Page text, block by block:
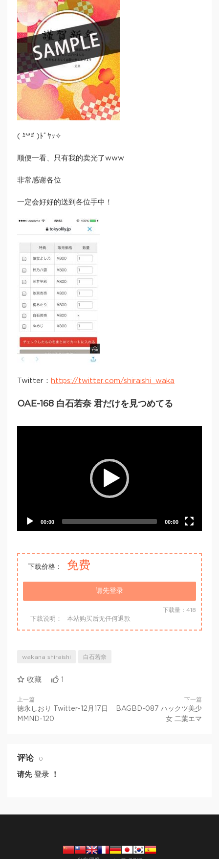
( ⁼̴̀꒳⁼̴́ )ﾄﾞﾔｯ✧
顺便一看、只有我的卖光了www
非常感谢各位
一定会好好的送到各位手中！
Twitter： https://twitter.com/shiraishi_waka
OAE-168 白石若奈 君だけを見つめてる
00:00 00:00
下载价格： 免费
请先登录
下载量：418
下载说明： 本站购买后无任何退款
wakana shiraishi 白石若奈
收藏 1
上一篇
徳永しおり Twitter-12月17日
MMND-120
下一篇
BAGBD-087 ハックツ美少
女 二葉エマ
评论 0
请先 登录 ！